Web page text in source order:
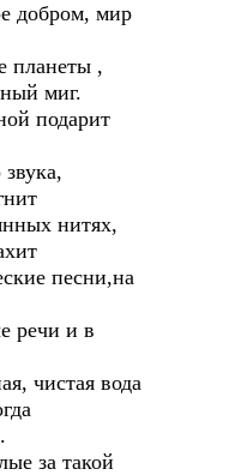
добром, мир
планеты ,
миг.
подарит
нитях,
песни,на
речи и в
чистая вода
за такой